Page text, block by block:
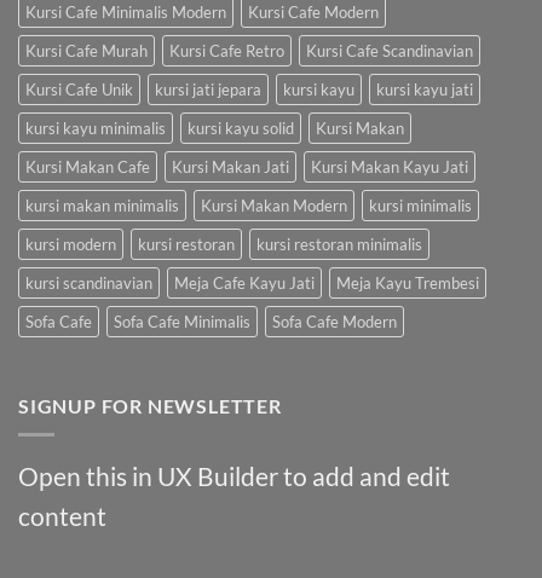
Kursi Cafe Minimalis Modern
Kursi Cafe Modern
Kursi Cafe Murah
Kursi Cafe Retro
Kursi Cafe Scandinavian
Kursi Cafe Unik
kursi jati jepara kursi kayu
kursi kayu jati
kursi kayu minimalis
kursi kayu solid
Kursi Makan
Kursi Makan Cafe
Kursi Makan Jati
Kursi Makan Kayu Jati
kursi makan minimalis
Kursi Makan Modern
kursi minimalis
kursi modern
kursi restoran
kursi restoran minimalis
kursi scandinavian
Meja Cafe Kayu Jati
Meja Kayu Trembesi
Sofa Cafe
Sofa Cafe Minimalis Sofa Cafe Modern
SIGNUP FOR NEWSLETTER
Open this in UX Builder to add and edit
content